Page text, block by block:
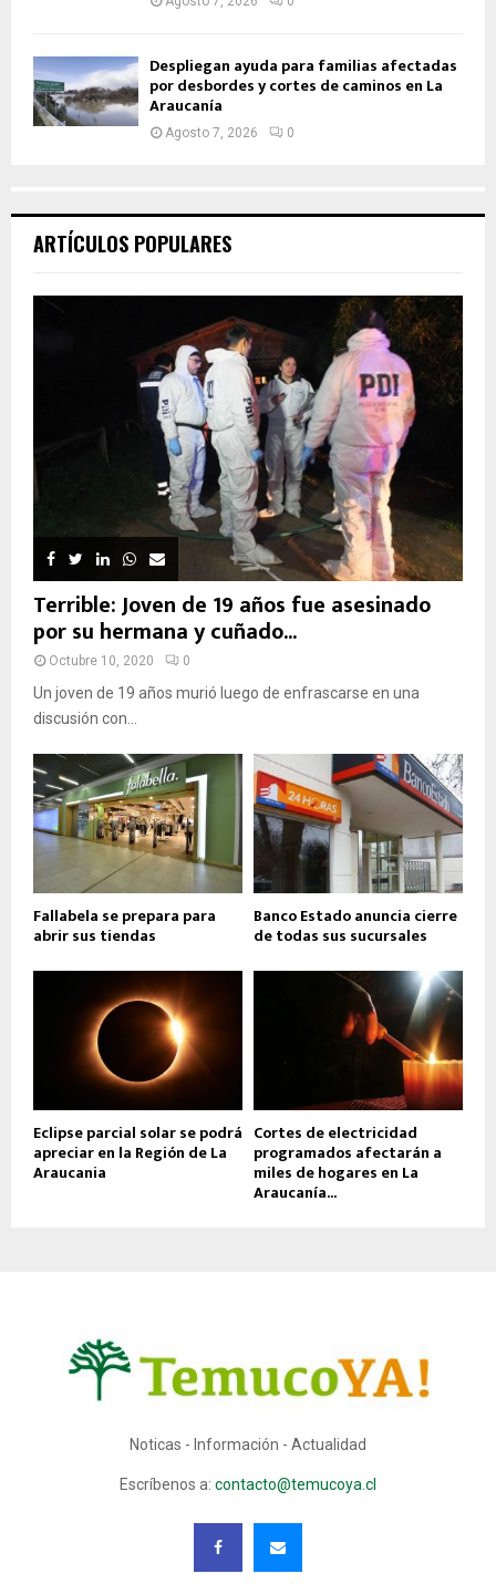
Despliegan ayuda para familias afectadas
por desbordes y cortes de caminos en La
Araucanía
Agosto 7, 2026 0
ARTÍCULOS POPULARES
Terrible: Joven de 19 años fue asesinado
por su hermana y cuñado...
Octubre 10, 2020 0
Un joven de 19 años murió luego de enfrascarse en una
discusión con...
Fallabela se prepara para
abrir sus tiendas
Banco Estado anuncia cierre
de todas sus sucursales
Eclipse parcial solar se podrá
apreciar en la Región de La
Araucania
Cortes de electricidad
programados afectarán a
miles de hogares en La
Araucanía...
Noticas - Información - Actualidad
Escríbenos a: contacto@temucoya.cl